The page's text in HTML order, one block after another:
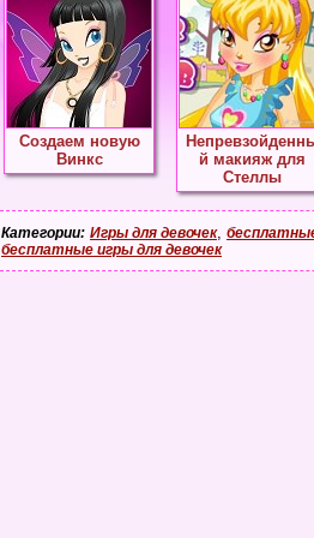
Создаем новую
Винкс
й макияж для
Стеллы
Категории: Игры для девочек,
бесплатные игры для девочек